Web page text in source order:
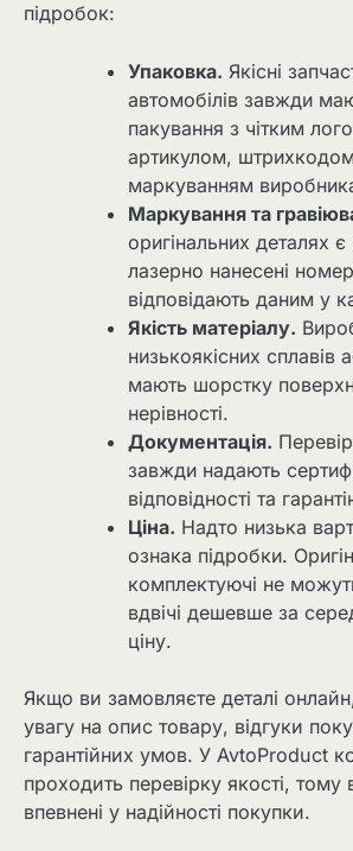
підробок:
Упаковка. Якісні
автомобілів завжди
пакування з чітким
артикулом,
маркуванням
Маркування та
оригінальних деталях є
лазерно нанесені
відповідають даним у
Якість матеріалу.
низькоякісних сплавів
мають шорстку
нерівності.
Документація.
завжди надають
відповідності та
Ціна. Надто низька
ознака підробки.
комплектуючі не
вдвічі дешевше за
ціну.
Якщо ви замовляєте деталі
увагу на опис товару, відгуки
гарантійних умов. У AvtoProduct
проходить перевірку якості,
впевнені у надійності покупки.